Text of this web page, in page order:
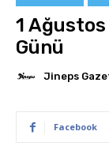
1
Günü
Jineps
Facebook